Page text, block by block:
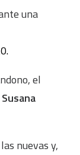
una
el
Susana
nuevas y,